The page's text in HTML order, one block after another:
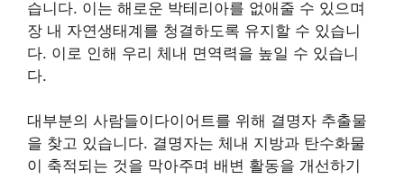
습니다. 이는 해로운 박테리아를 없애줄 수 있으며
장 내 자연생태계를 청결하도록 유지할 수 있습니
다. 이로 인해 우리 체내 면역력을 높일 수 있습니
다.
대부분의 사람들이다이어트를 위해 결명자 추출물
을 찾고 있습니다. 결명자는 체내 지방과 탄수화물
이 축적되는 것을 막아주며 배변 활동을 개선하기